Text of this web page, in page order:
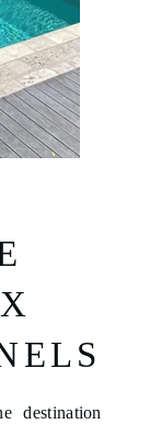
destination